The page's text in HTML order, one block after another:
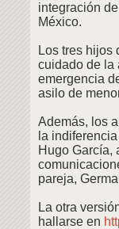
integración
México.
Los tres hijos
cuidado de la
emergencia
asilo de
Además, los
la
Hugo García,
pareja,
La otra
hallarse en